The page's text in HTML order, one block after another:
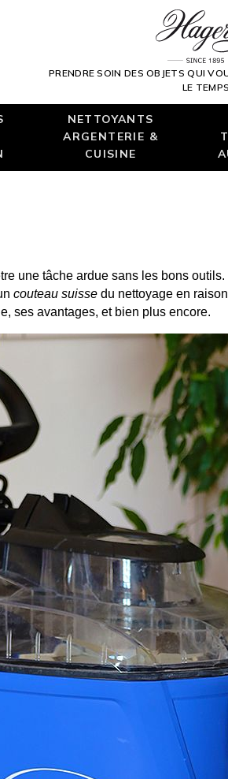
PRENDRE SOIN DES OBJETS QUI
LE TEMPS
NETTOYANTS
ARGENTERIE &
CUISINE
une tâche ardue sans les bons
couteau suisse du nettoyage en
ses avantages, et bien plus encore.